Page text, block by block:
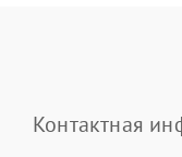
Контактная